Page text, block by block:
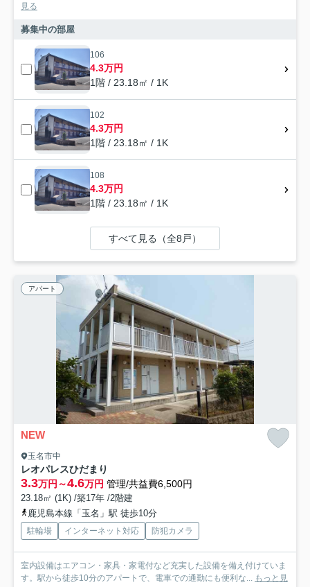
見る
募集中の部屋
106
4.3万円
1階 / 23.18㎡ / 1K
102
4.3万円
1階 / 23.18㎡ / 1K
108
4.3万円
1階 / 23.18㎡ / 1K
すべて見る（全8戸）
アパート
NEW
玉名市中
レオパレスひだまり
3.3万円～4.6万円 管理/共益費6,500円
23.18㎡ (1K) /築17年 /2階建
鹿児島本線「玉名」駅 徒歩10分
駐輪場 インターネット対応 防犯カメラ
室内設備はエアコン・家具・家電付など充実した設備を備え付けていま
す。駅から徒歩10分のアパートで、電車での通勤にも便利な... もっと見